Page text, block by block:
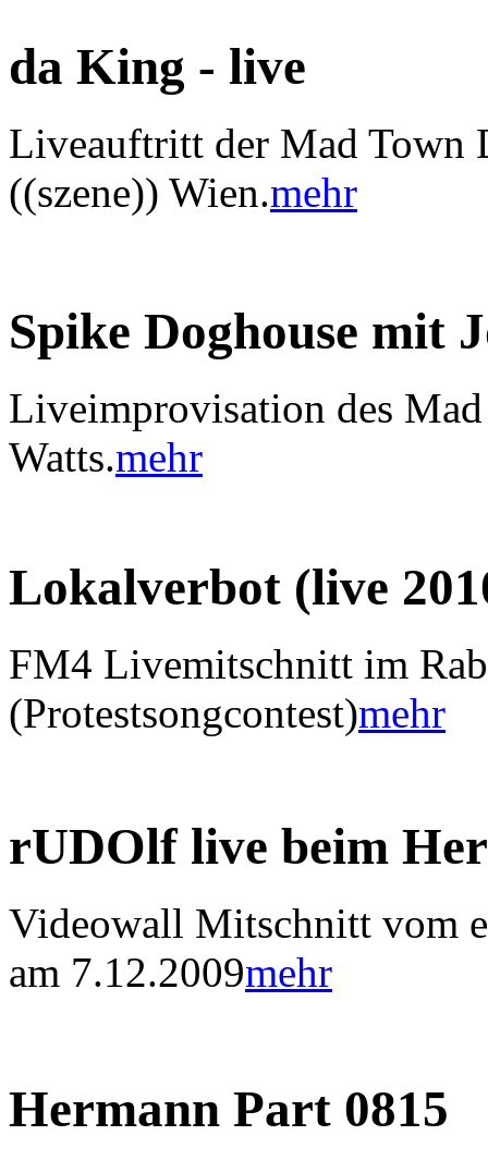
da King - live
Liveauftritt der Mad Town
((szene)) Wien.mehr
Spike Doghouse mit
Liveimprovisation des
Watts.mehr
Lokalverbot (live
FM4 Livemitschnitt im
(Protestsongcontest)mehr
rUDOlf live beim
Videowall Mitschnitt vom
am 7.12.2009mehr
Hermann Part 0815